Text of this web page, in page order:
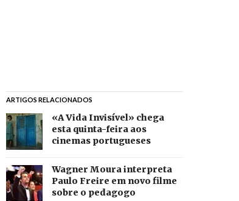
ARTIGOS RELACIONADOS
«A Vida Invisível» chega
esta quinta-feira aos
cinemas portugueses
Wagner Moura interpreta
Paulo Freire em novo filme
sobre o pedagogo